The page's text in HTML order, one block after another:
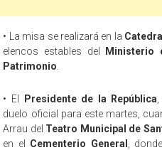
• La misa se realizará en la
elencos estables del
Ministerio
Patrimonio
• El Presidente de la República
duelo oficial para este martes,
Arrau del Teatro Municipal de
en el Cementerio General ,